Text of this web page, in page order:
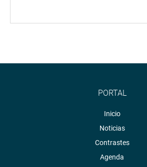
PORTAL
Inicio
Noticias
Contrastes
Agenda